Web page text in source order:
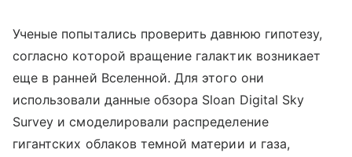
Ученые попытались проверить давнюю гипотезу,
согласно которой вращение галактик возникает
еще в ранней Вселенной. Для этого они
использовали данные обзора Sloan Digital Sky
Survey и смоделировали распределение
гигантских облаков темной материи и газа,